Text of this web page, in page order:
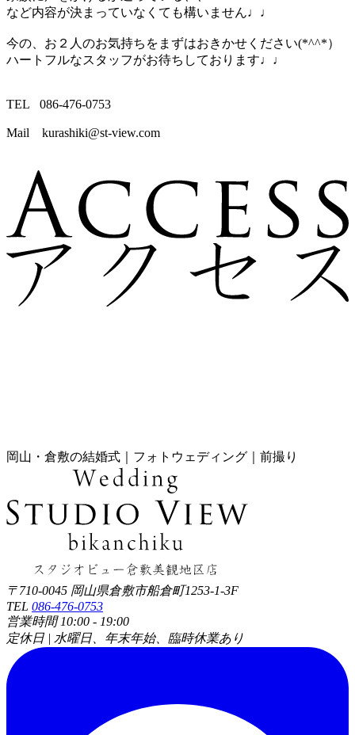
など内容が決まっていなくても構いません♩♩
今の、お２人のお気持ちをまずはおきかせください(*^^*）
ハートフルなスタッフがお待ちしております♩♩
TEL 086-476-0753
Mail kurashiki@st-view.com
岡山・倉敷の結婚式｜フォトウェディング｜前撮り
〒710-0045 岡山県倉敷市船倉町1253-1-3F
TEL 086-476-0753
営業時間 10:00 - 19:00
定休日 | 水曜日、年末年始、臨時休業あり